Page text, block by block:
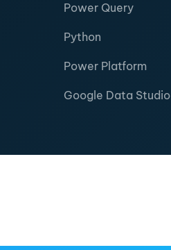
Power Query
Python
Power Platform
Google Data Studio